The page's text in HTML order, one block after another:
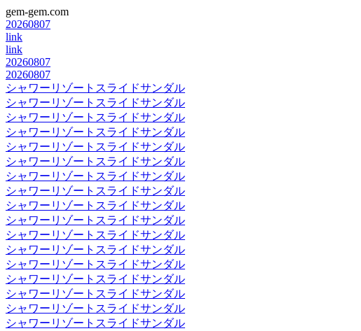
gem-gem.com
20260807
link
link
20260807
20260807
シャワーリゾートスライドサンダル
シャワーリゾートスライドサンダル
シャワーリゾートスライドサンダル
シャワーリゾートスライドサンダル
シャワーリゾートスライドサンダル
シャワーリゾートスライドサンダル
シャワーリゾートスライドサンダル
シャワーリゾートスライドサンダル
シャワーリゾートスライドサンダル
シャワーリゾートスライドサンダル
シャワーリゾートスライドサンダル
シャワーリゾートスライドサンダル
シャワーリゾートスライドサンダル
シャワーリゾートスライドサンダル
シャワーリゾートスライドサンダル
シャワーリゾートスライドサンダル
シャワーリゾートスライドサンダル